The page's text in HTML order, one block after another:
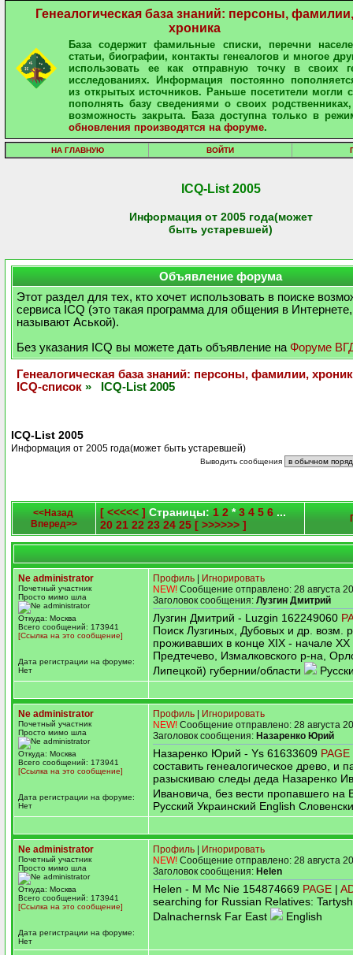
Генеалогическая база знаний: персоны, фамилии,
хроника
База содержит фамильные списки, перечни
статьи, биографии, контакты генеалогов и многое
использовать ее как отправную точку в своих
исследованиях. Информация постоянно
из открытых источников. Раньше посетители могли
пополнять базу сведениями о своих
возможность закрыта. База доступна только в
обновления производятся на форуме.
НА ГЛАВНУЮ ВОЙТИ
ICQ-List 2005
Информация от 2005 года(может
быть устаревшей)
Объявление форума
Этот раздел для тех, кто хочет использовать в поиске
сервиса ICQ (это такая программа для общения в
называют Аськой).
Без указания ICQ вы можете дать объявление на Форуме
Генеалогическая база знаний: персоны, фамилии,
ICQ-список » ICQ-List 2005
ICQ-List 2005
Информация от 2005 года(может быть устаревшей)
Выводить сообщения
<<Назад
Вперед>>
[ <<<<< ] Страницы: 1 2 *3 4 5 6 ...
20 21 22 23 24 25 [ >>>>>> ]
Ne administrator
Почетный участник
Просто мимо шла
Откуда: Москва
Всего сообщений: 173941
[Ссылка на это сообщение]
Дата регистрации на форуме:
Нет
Профиль
Игнорировать
NEW! Сообщение отправлено: 28 августа
Заголовок сообщения: Лузгин Дмитрий
Лузгин Дмитрий - Luzgin 162249060
Поиск Лузгиных, Дубовых и др. возм.
проживавших в конце XIX - начале XX
Предтечево, Измалковского р-на,
Липецкой) губернии/области
Ne administrator
Почетный участник
Просто мимо шла
Откуда: Москва
Всего сообщений: 173941
[Ссылка на это сообщение]
Дата регистрации на форуме:
Нет
Профиль
Игнорировать
NEW! Сообщение отправлено: 28 августа
Заголовок сообщения: Назаренко Юрий
Назаренко Юрий - Ys 61633609 PAGE
составить генеалогическое древо, и
разыскиваю следы деда Назаренко
Ивановича, без вести пропавшего
Русский Украинский English
Ne administrator
Почетный участник
Просто мимо шла
Откуда: Москва
Всего сообщений: 173941
[Ссылка на это сообщение]
Дата регистрации на форуме:
Нет
Профиль
Игнорировать
NEW! Сообщение отправлено: 28 августа
Заголовок сообщения: Helen
Helen - M Mc Nie 154874669 PAGE |
searching for Russian Relatives:
Dalnachernsk Far East
English